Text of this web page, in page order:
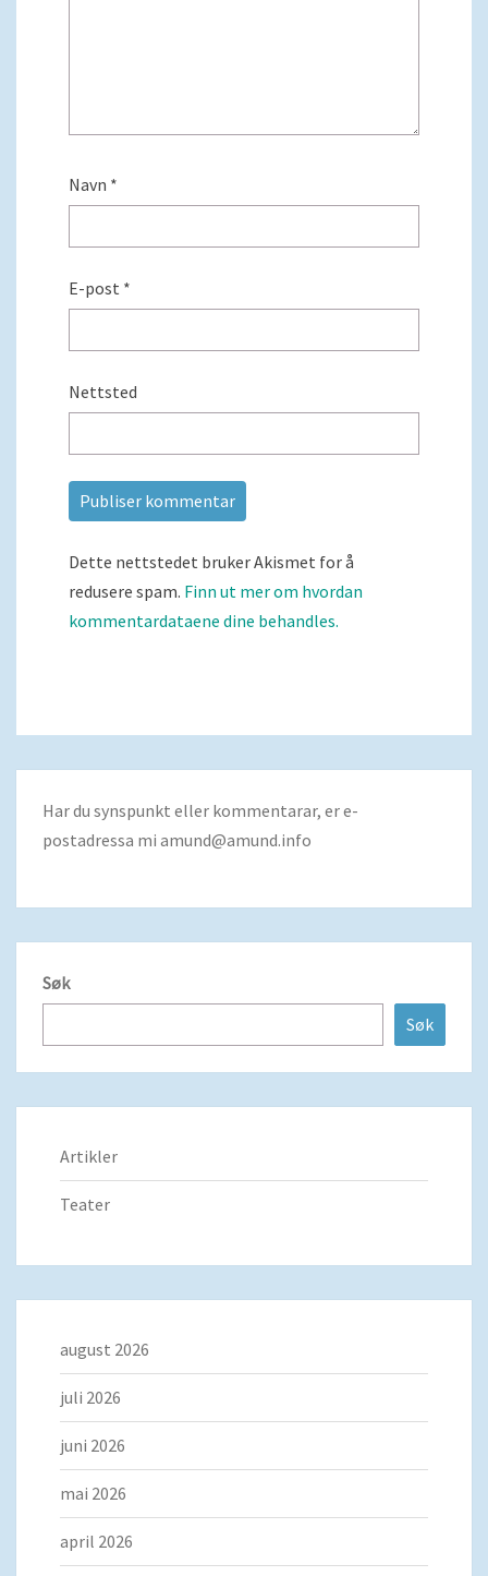
Navn *
E-post *
Nettsted
Dette nettstedet bruker Akismet for å
redusere spam. Finn ut mer om hvordan
kommentardataene dine behandles.
Har du synspunkt eller kommentarar, er e-
postadressa mi amund@amund.info
Søk
Søk
Artikler
Teater
august 2026
juli 2026
juni 2026
mai 2026
april 2026